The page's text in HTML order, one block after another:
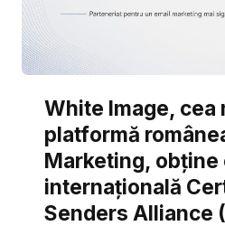
White Image, cea
platformă
Marketing,
internațională
Senders Alliance